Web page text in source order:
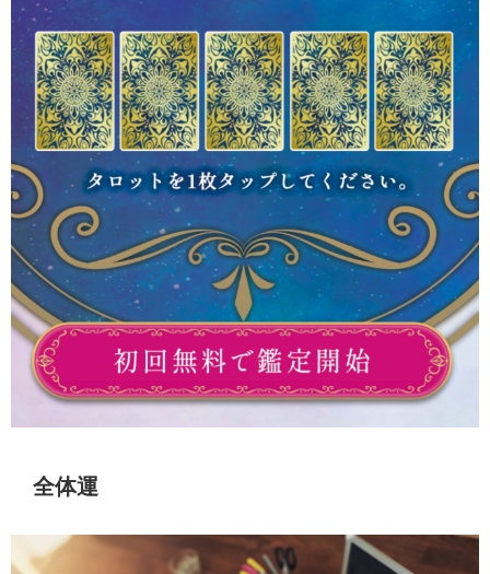
全体運